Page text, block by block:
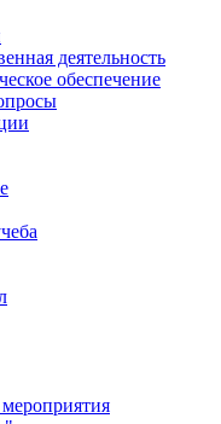
деятельность
обеспечение